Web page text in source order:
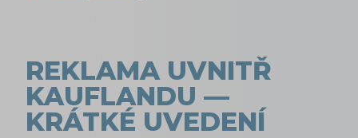
REKLAMA UVNITŘ
KAUFLANDU —
KRÁTKÉ UVEDENÍ